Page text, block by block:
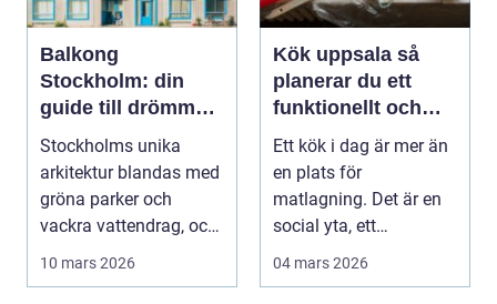
Balkong
Stockholm: din
guide till drömmen
om en uteplats
Stockholms unika
arkitektur blandas med
gröna parker och
vackra vattendrag, och
gör det ti...
10 mars 2026
Kök uppsala så
planerar du ett
funktionellt och
hållbart kök
Ett kök i dag är mer än
en plats för
matlagning. Det är en
social yta, ett
arbetsrum och ofta
04 mars 2026